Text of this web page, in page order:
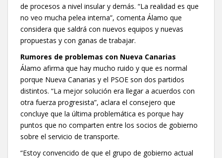
de procesos a nivel insular y demás. “La realidad es que
no veo mucha pelea interna”, comenta Álamo que
considera que saldrá con nuevos equipos y nuevas
propuestas y con ganas de trabajar.
Rumores de problemas con Nueva Canarias
Álamo afirma que hay mucho ruido y que es normal
porque Nueva Canarias y el PSOE son dos partidos
distintos. “La mejor solución era llegar a acuerdos con
otra fuerza progresista”, aclara el consejero que
concluye que la última problemática es porque hay
puntos que no comparten entre los socios de gobierno
sobre el servicio de transporte.
“Estoy convencido de que el grupo de gobierno actual